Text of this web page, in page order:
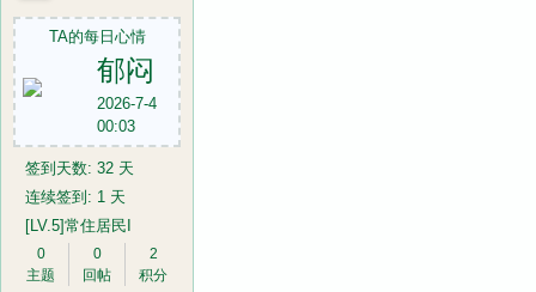
TA的每日心情
郁闷
2026-7-4
00:03
签到天数: 32 天
连续签到: 1 天
[LV.5]常住居民I
0
主题
0
回帖
2
积分